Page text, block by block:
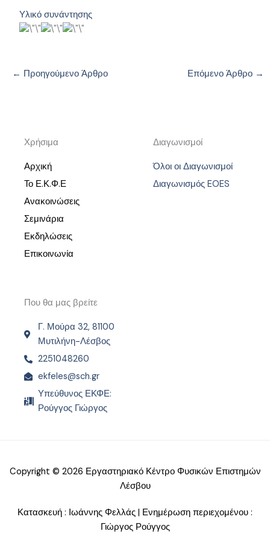
Υλικό συνάντησης
← Προηγούμενο Άρθρο Επόμενο Άρθρο →
Χρήσιμα
Αρχική
Το Ε.Κ.Φ.Ε
Ανακοινώσεις
Σεμινάρια
Εκδηλώσεις
Επικοινωνία
Διαγωνισμοί
Όλοι οι Διαγωνισμοί
Διαγωνισμός EOES
Που θα μας βρείτε
Γ. Μούρα 32, 81100
Μυτιλήνη-Λέσβος
2251048260
ekfeles@sch.gr
Υπεύθυνος ΕΚΦΕ:
Ρούγγος Γιώργος
Copyright © 2026 Εργαστηριακό Κέντρο Φυσικών Επιστημών
Λέσβου
Κατασκευή : Ιωάννης Φελλάς | Ενημέρωση περιεχομένου :
Γιώργος Ρούγγος